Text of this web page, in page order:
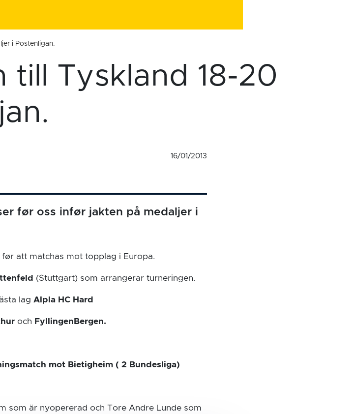
i Postenligan.
till Tyskland 18-20
jan.
16/01/2013
før oss infør jakten på medaljer i
att matchas mot topplag i Europa.
(Stuttgart) som arrangerar turneringen.
lagAlpla HC Hard
och FyllingenBergen.
mot Bietigheim ( 2 Bundesliga)
som är nyopererad och Tore Andre Lunde som